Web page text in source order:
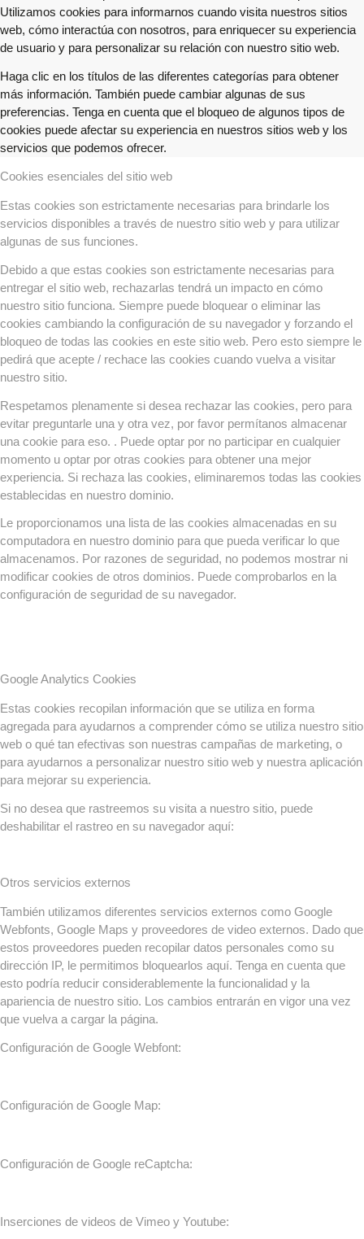
Utilizamos cookies para informarnos cuando visita nuestros sitios
web, cómo interactúa con nosotros, para enriquecer su experiencia
de usuario y para personalizar su relación con nuestro sitio web.
Haga clic en los títulos de las diferentes categorías para obtener
más información. También puede cambiar algunas de sus
preferencias. Tenga en cuenta que el bloqueo de algunos tipos de
cookies puede afectar su experiencia en nuestros sitios web y los
servicios que podemos ofrecer.
Cookies esenciales del sitio web
Estas cookies son estrictamente necesarias para brindarle los
servicios disponibles a través de nuestro sitio web y para utilizar
algunas de sus funciones.
Debido a que estas cookies son estrictamente necesarias para
entregar el sitio web, rechazarlas tendrá un impacto en cómo
nuestro sitio funciona. Siempre puede bloquear o eliminar las
cookies cambiando la configuración de su navegador y forzando el
bloqueo de todas las cookies en este sitio web. Pero esto siempre le
pedirá que acepte / rechace las cookies cuando vuelva a visitar
nuestro sitio.
Respetamos plenamente si desea rechazar las cookies, pero para
evitar preguntarle una y otra vez, por favor permítanos almacenar
una cookie para eso. . Puede optar por no participar en cualquier
momento u optar por otras cookies para obtener una mejor
experiencia. Si rechaza las cookies, eliminaremos todas las cookies
establecidas en nuestro dominio.
Le proporcionamos una lista de las cookies almacenadas en su
computadora en nuestro dominio para que pueda verificar lo que
almacenamos. Por razones de seguridad, no podemos mostrar ni
modificar cookies de otros dominios. Puede comprobarlos en la
configuración de seguridad de su navegador.
Google Analytics Cookies
Estas cookies recopilan información que se utiliza en forma
agregada para ayudarnos a comprender cómo se utiliza nuestro sitio
web o qué tan efectivas son nuestras campañas de marketing, o
para ayudarnos a personalizar nuestro sitio web y nuestra aplicación
para mejorar su experiencia.
Si no desea que rastreemos su visita a nuestro sitio, puede
deshabilitar el rastreo en su navegador aquí:
Otros servicios externos
También utilizamos diferentes servicios externos como Google
Webfonts, Google Maps y proveedores de video externos. Dado que
estos proveedores pueden recopilar datos personales como su
dirección IP, le permitimos bloquearlos aquí. Tenga en cuenta que
esto podría reducir considerablemente la funcionalidad y la
apariencia de nuestro sitio. Los cambios entrarán en vigor una vez
que vuelva a cargar la página.
Configuración de Google Webfont:
Configuración de Google Map:
Configuración de Google reCaptcha:
Inserciones de videos de Vimeo y Youtube: